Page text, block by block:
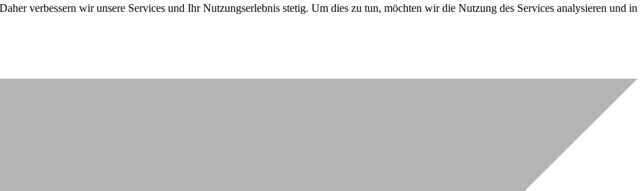
verbessern wir unsere Services und Ihr Nutzungserlebnis stetig. Um dies zu tun, möchten wir die Nutzung des Services analysieren und in